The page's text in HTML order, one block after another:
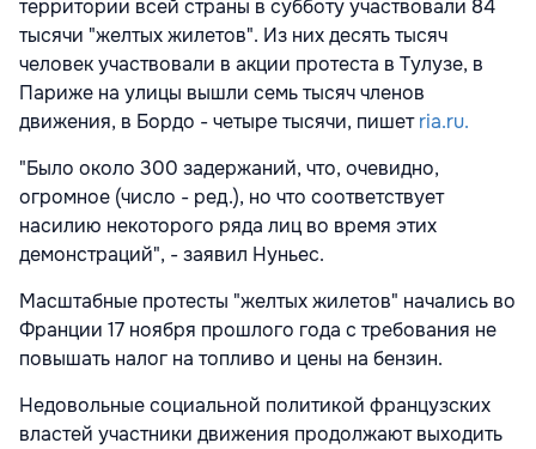
территории всей страны в субботу участвовали 84
тысячи "желтых жилетов". Из них десять тысяч
человек участвовали в акции протеста в Тулузе, в
Париже на улицы вышли семь тысяч членов
движения, в Бордо - четыре тысячи, пишетria.ru.
"Было около 300 задержаний, что, очевидно,
огромное (число - ред.), но что соответствует
насилию некоторого ряда лиц во время этих
демонстраций", - заявил Нуньес.
Масштабные протесты "желтых жилетов" начались во
Франции 17 ноября прошлого года с требования не
повышать налог на топливо и цены на бензин.
Недовольные социальной политикой французских
властей участники движения продолжают выходить